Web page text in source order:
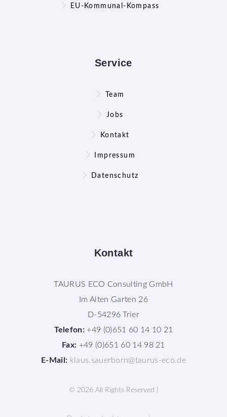
EU-Kommunal-Kompass
Service
Team
Jobs
Kontakt
Impressum
Datenschutz
Kontakt
TAURUS ECO Consulting GmbH
Im Alten Garten 26
D-54296 Trier
Telefon: +49 (0)651 60 14 10 21
Fax: +49 (0)651 60 14 98 21
E-Mail: klaus.sauerborn@taurus-eco.de
© 2026 All Rights Reserved |